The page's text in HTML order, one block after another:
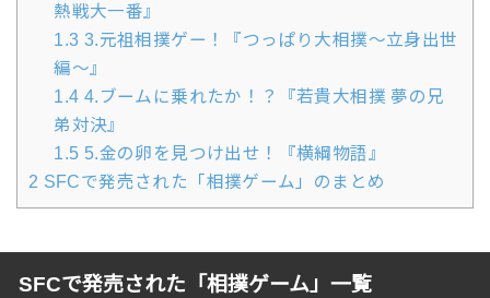
熱戦大一番』
1.3 3.元祖相撲ゲー！『つっぱり大相撲～立身出世
編～』
1.4 4.ブームに乗れたか！？『若貴大相撲 夢の兄
弟対決』
1.5 5.金の卵を見つけ出せ！『横綱物語』
2 SFCで発売された「相撲ゲーム」のまとめ
SFCで発売された「相撲ゲーム」一覧